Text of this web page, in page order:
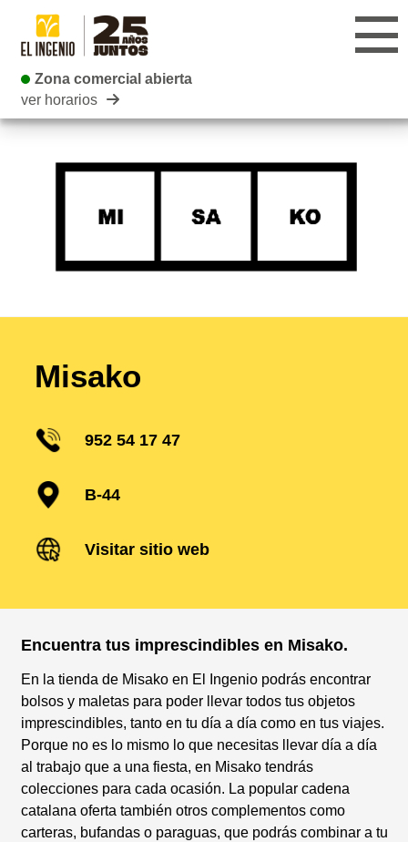
Zona comercial abierta
INFANTIL
RESTAURANTES
Zona comercial abierta
ver horarios
Misako
952 54 17 47
B-44
Visitar sitio web
Encuentra tus imprescindibles en Misako.
En la tienda de Misako en El Ingenio podrás encontrar
bolsos y maletas para poder llevar todos tus objetos
imprescindibles, tanto en tu día a día como en tus viajes.
Porque no es lo mismo lo que necesitas llevar día a día
al trabajo que a una fiesta, en Misako tendrás
colecciones para cada ocasión. La popular cadena
catalana oferta también otros complementos como
carteras, bufandas o paraguas, que podrás combinar a tu